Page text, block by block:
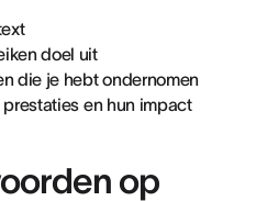
doel uit
die je hebt ondernomen
en hun impact
op